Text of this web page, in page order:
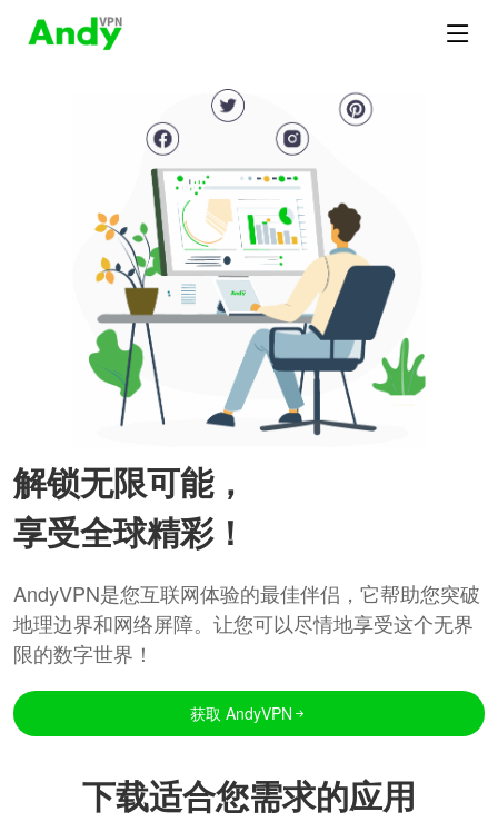
解锁无限可能，
享受全球精彩！
AndyVPN是您互联网体验的最佳伴侣，它帮助您突破
地理边界和网络屏障。让您可以尽情地享受这个无界
限的数字世界！
获取 AndyVPN
下载适合您需求的应用